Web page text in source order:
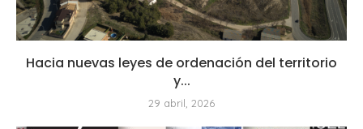
Hacia nuevas leyes de ordenación del territorio
y...
29 abril, 2026